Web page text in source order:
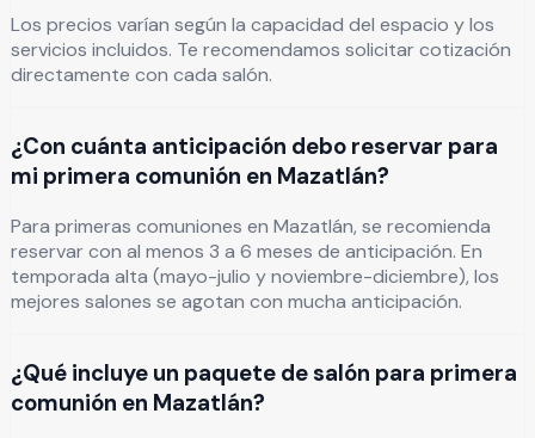
Los precios varían según la capacidad del espacio y los
servicios incluidos. Te recomendamos solicitar cotización
directamente con cada salón.
¿Con cuánta anticipación debo reservar para
mi primera comunión en Mazatlán?
Para primeras comuniones en Mazatlán, se recomienda
reservar con al menos 3 a 6 meses de anticipación. En
temporada alta (mayo-julio y noviembre-diciembre), los
mejores salones se agotan con mucha anticipación.
¿Qué incluye un paquete de salón para primera
comunión en Mazatlán?